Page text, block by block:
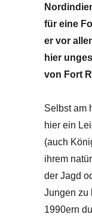
für eine
er vor
hier
von Fort
Selbst am
hier ein
(auch
ihrem
der Jagd
Jungen zu
1990ern